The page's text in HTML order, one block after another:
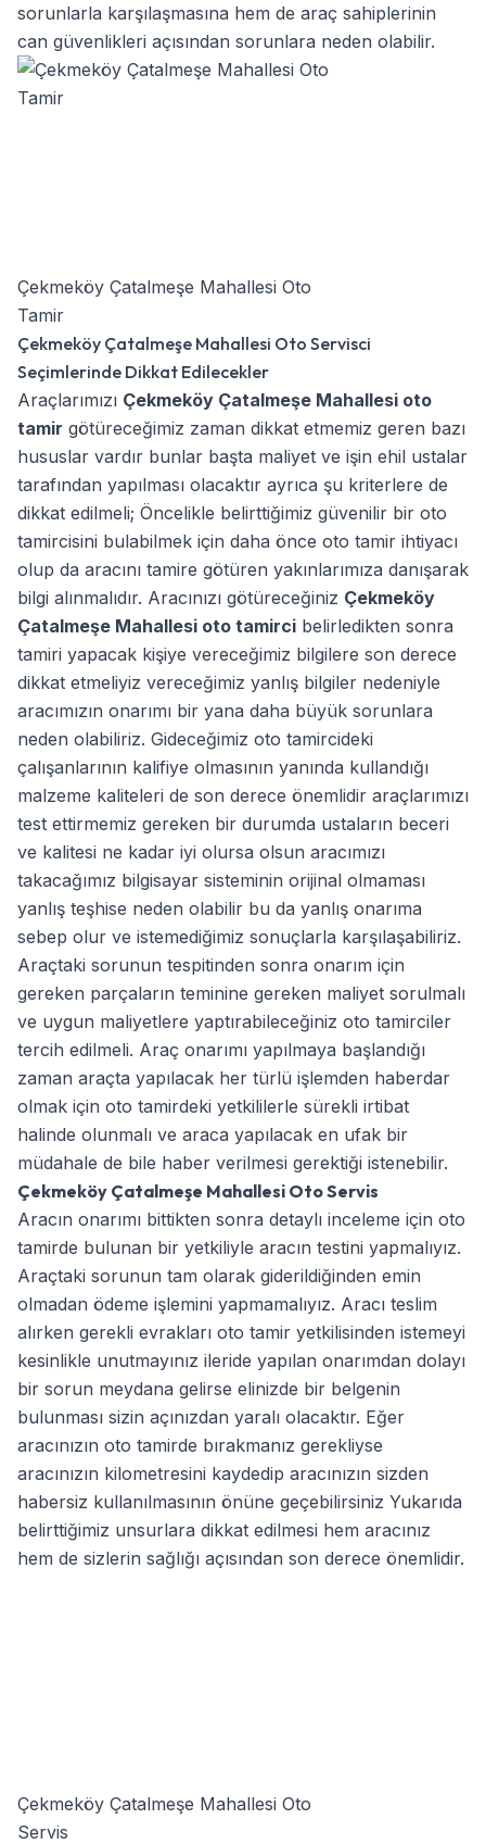
sorunlarla karşılaşmasına hem de araç sahiplerinin
can güvenlikleri açısından sorunlara neden olabilir.
Çekmeköy Çatalmeşe Mahallesi Oto
Tamir
Çekmeköy Çatalmeşe Mahallesi Oto Servisci
Seçimlerinde Dikkat Edilecekler
Araçlarımızı Çekmeköy Çatalmeşe Mahallesi oto
tamir götüreceğimiz zaman dikkat etmemiz geren bazı
hususlar vardır bunlar başta maliyet ve işin ehil ustalar
tarafından yapılması olacaktır ayrıca şu kriterlere de
dikkat edilmeli; Öncelikle belirttiğimiz güvenilir bir oto
tamircisini bulabilmek için daha önce oto tamir ihtiyacı
olup da aracını tamire götüren yakınlarımıza danışarak
bilgi alınmalıdır. Aracınızı götüreceğiniz Çekmeköy
Çatalmeşe Mahallesi oto tamirci belirledikten sonra
tamiri yapacak kişiye vereceğimiz bilgilere son derece
dikkat etmeliyiz vereceğimiz yanlış bilgiler nedeniyle
aracımızın onarımı bir yana daha büyük sorunlara
neden olabiliriz. Gideceğimiz oto tamircideki
çalışanlarının kalifiye olmasının yanında kullandığı
malzeme kaliteleri de son derece önemlidir araçlarımızı
test ettirmemiz gereken bir durumda ustaların beceri
ve kalitesi ne kadar iyi olursa olsun aracımızı
takacağımız bilgisayar sisteminin orijinal olmaması
yanlış teşhise neden olabilir bu da yanlış onarıma
sebep olur ve istemediğimiz sonuçlarla karşılaşabiliriz.
Araçtaki sorunun tespitinden sonra onarım için
gereken parçaların teminine gereken maliyet sorulmalı
ve uygun maliyetlere yaptırabileceğiniz oto tamirciler
tercih edilmeli. Araç onarımı yapılmaya başlandığı
zaman araçta yapılacak her türlü işlemden haberdar
olmak için oto tamirdeki yetkililerle sürekli irtibat
halinde olunmalı ve araca yapılacak en ufak bir
müdahale de bile haber verilmesi gerektiği istenebilir.
Çekmeköy Çatalmeşe Mahallesi Oto Servis
Aracın onarımı bittikten sonra detaylı inceleme için oto
tamirde bulunan bir yetkiliyle aracın testini yapmalıyız.
Araçtaki sorunun tam olarak giderildiğinden emin
olmadan ödeme işlemini yapmamalıyız. Aracı teslim
alırken gerekli evrakları oto tamir yetkilisinden istemeyi
kesinlikle unutmayınız ileride yapılan onarımdan dolayı
bir sorun meydana gelirse elinizde bir belgenin
bulunması sizin açınızdan yaralı olacaktır. Eğer
aracınızın oto tamirde bırakmanız gerekliyse
aracınızın kilometresini kaydedip aracınızın sizden
habersiz kullanılmasının önüne geçebilirsiniz Yukarıda
belirttiğimiz unsurlara dikkat edilmesi hem aracınız
hem de sizlerin sağlığı açısından son derece önemlidir.
Çekmeköy Çatalmeşe Mahallesi Oto
Servis